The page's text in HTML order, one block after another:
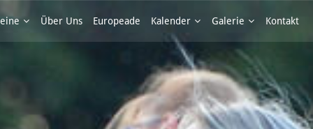
Über Uns Europeade Kalender Galerie Kontakt